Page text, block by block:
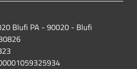
Blufi PA - 90020 - Blufi